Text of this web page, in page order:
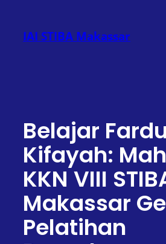
konten
IAI STIBA Makassar
Belajar
Kifayah:
KKN VIII
Makassar
Pelatihan